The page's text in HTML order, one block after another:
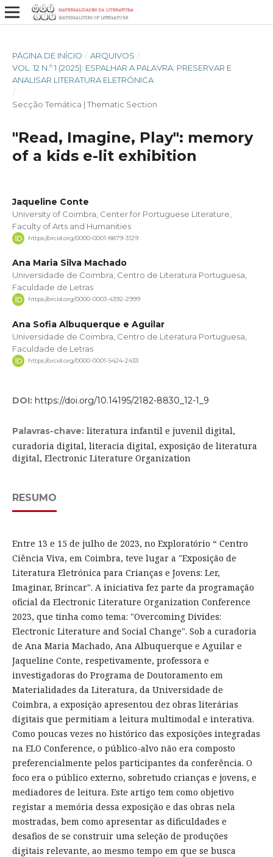
PÁGINA DE INÍCIO / ARQUIVOS /
VOL. 12 N.º 1 (2025): ESPALHAR A PALAVRA: PRESERVAR E
ANALISAR LITERATURA ELETRÓNICA
/
Secção Temática | Thematic Section
"Read, Imagine, Play": memory
of a kids e-lit exhibition
Jaqueline Conte
University of Coimbra, Center for Portuguese Literature,
Faculty of Arts and Humanities
https://orcid.org/0000-0001-8879-3129
Ana Maria Silva Machado
Universidade de Coimbra, Centro de Literatura Portuguesa,
Faculdade de Letras
https://orcid.org/0000-0003-4392-2999
Ana Sofia Albuquerque e Aguilar
Universidade de Coimbra, Centro de Literatura Portuguesa,
Faculdade de Letras
https://orcid.org/0000-0001-5424-2433
DOI: https://doi.org/10.14195/2182-8830_12-1_9
Palavras-chave: literatura infantil e juvenil digital,
curadoria digital, literacia digital, exposição de literatura
digital, Electronic Literature Organization
RESUMO
Entre 13 e 15 de julho de 2023, no Exploratório “ Centro
Ciência Viva, em Coimbra, teve lugar a "Exposição de
Literatura Eletrónica para Crianças e Jovens: Ler,
Imaginar, Brincar". A iniciativa fez parte da programação
oficial da Electronic Literature Organization Conference
2023, que tinha como tema: "Overcoming Divides:
Electronic Literature and Social Change". Sob a curadoria
de Ana Maria Machado, Ana Albuquerque e Aguilar e
Jaqueline Conte, respetivamente, professora e
investigadoras do Programa de Doutoramento em
Materialidades da Literatura, da Universidade de
Coimbra, a exposição apresentou dez obras literárias
digitais que permitiam a leitura multimodal e interativa.
Como poucas vezes no histórico das exposições integradas
na ELO Conference, o público-alvo não era composto
preferencialmente pelos participantes da conferência. O
foco era o público externo, sobretudo crianças e jovens, e
mediadores de leitura. Este artigo tem como objetivo
registar a memória dessa exposição e das obras nela
mostradas, bem como apresentar as dificuldades e
desafios de se construir uma seleção de produções
digitais relevante, ao mesmo tempo em que se busca